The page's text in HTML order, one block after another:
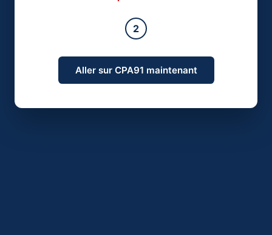
2
Aller sur CPA91 maintenant